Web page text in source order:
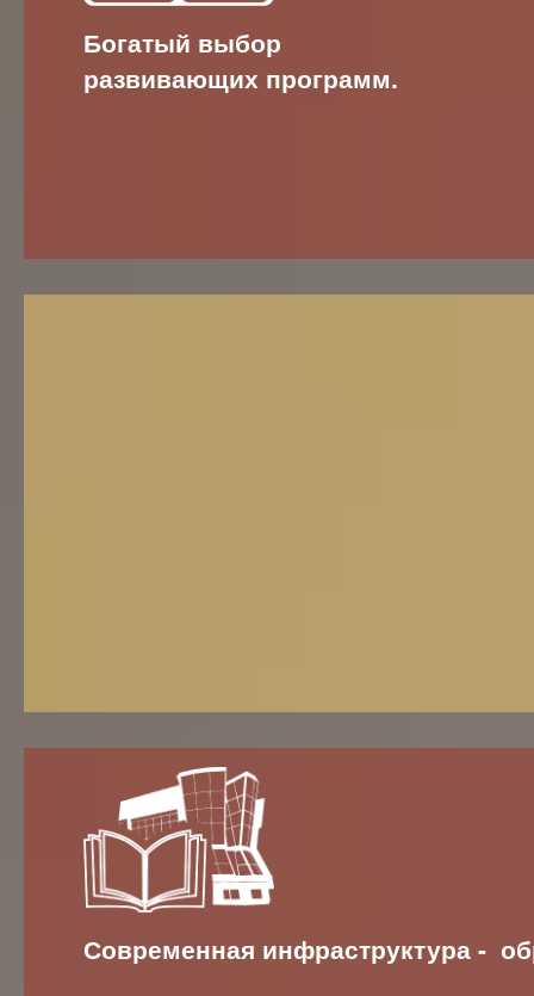
Богатый выбор
развивающих программ.
Современная инфраструктура -